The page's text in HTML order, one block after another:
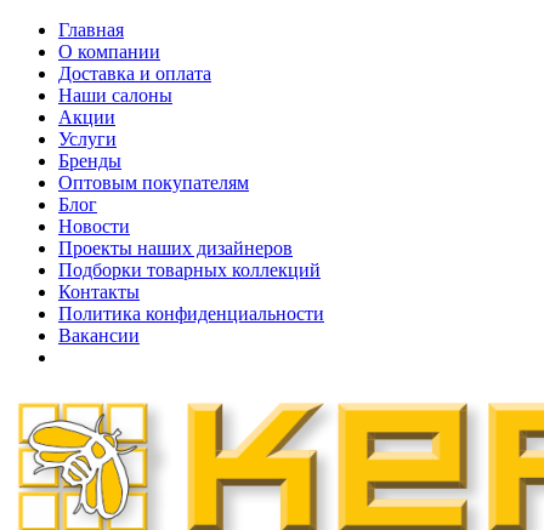
Главная
О компании
Доставка и оплата
Наши cалоны
Акции
Услуги
Бренды
Оптовым покупателям
Блог
Новости
Проекты наших дизайнеров
Подборки товарных коллекций
Контакты
Политика конфиденциальности
Вакансии